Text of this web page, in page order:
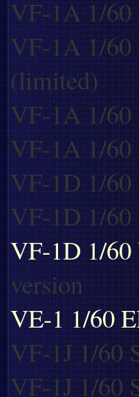
VF-1A 1/60
VF-1A 1/60
(limited)
VF-1A 1/60
VF-1A 1/60
VF-1D 1/60
VF-1D 1/60
VF-1D 1/
version
VE-1 1/60
VF-1J 1/60
VF-1J 1/60